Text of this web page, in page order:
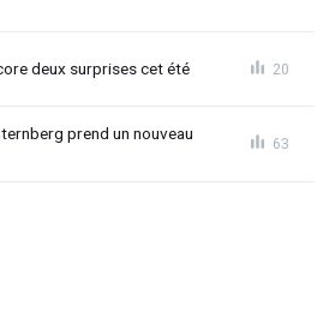
deux surprises cet été 20
prend un nouveau
63